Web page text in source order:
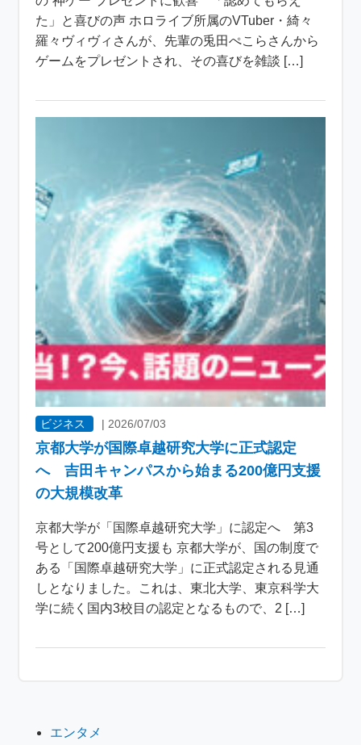
た」と喜びの声 ホロライブ所属のVTuber・綺々
羅々ヴィヴィさんが、先輩の兎田ぺこらさんから
ゲームをプレゼントされ、その喜びを雑談 […]
ビジネス |2026/07/03
京都大学が国際卓越研究大学に正式認定
へ 吉田キャンパスから始まる200億円支援
の大規模改革
京都大学が「国際卓越研究大学」に認定へ 第3
号として200億円支援も 京都大学が、国の制度で
ある「国際卓越研究大学」に正式認定される見通
しとなりました。これは、東北大学、東京科学大
学に続く国内3校目の認定となるもので、2 […]
エンタメ